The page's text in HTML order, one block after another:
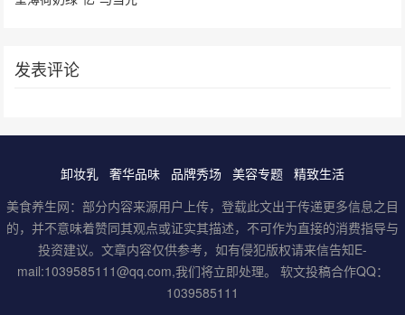
发表评论
卸妆乳 奢华品味 品牌秀场 美容专题 精致生活
美食养生网：部分内容来源用户上传，登载此文出于传递更多信息之目
的，并不意味着赞同其观点或证实其描述，不可作为直接的消费指导与
投资建议。文章内容仅供参考，如有侵犯版权请来信告知E-
mail:1039585111@qq.com,我们将立即处理。 软文投稿合作QQ：
1039585111